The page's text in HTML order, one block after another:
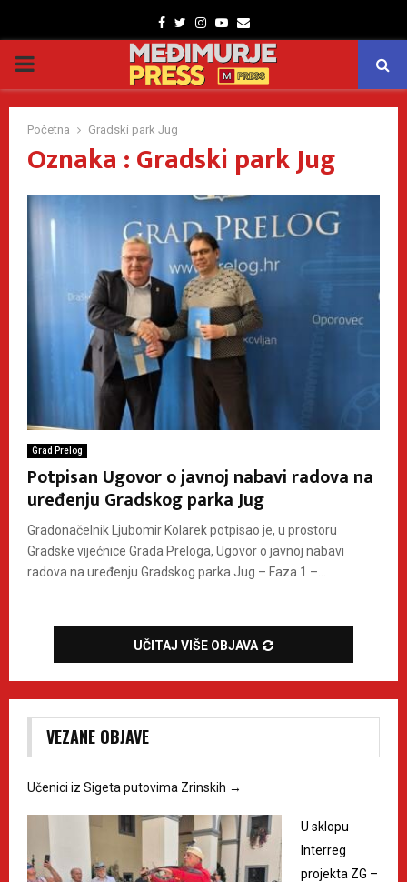
Facebook
TwitterInstagram
Youtube
Email
PRIMARY
MENU
Početna Gradski park Jug
Oznaka : Gradski park Jug
Grad Prelog
Potpisan Ugovor o javnoj nabavi radova na
uređenju Gradskog parka Jug
Gradonačelnik Ljubomir Kolarek potpisao je, u prostoru
Gradske vijećnice Grada Preloga, Ugovor o javnoj nabavi
radova na uređenju Gradskog parka Jug – Faza 1 –...
UČITAJ VIŠE OBJAVA
VEZANE OBJAVE
Učenici iz Sigeta putovima Zrinskih →
U sklopu
Interreg
projekta ZG –